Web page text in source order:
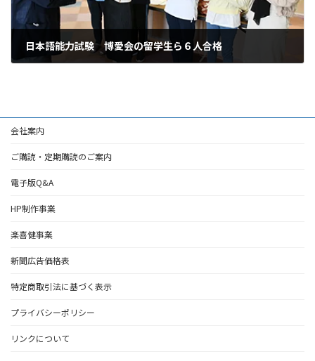
日本語能力試験 博愛会の留学生ら６人合格
会社案内
ご購読・定期購読のご案内
電子版Q&A
HP制作事業
楽喜健事業
新聞広告価格表
特定商取引法に基づく表示
プライバシーポリシー
リンクについて